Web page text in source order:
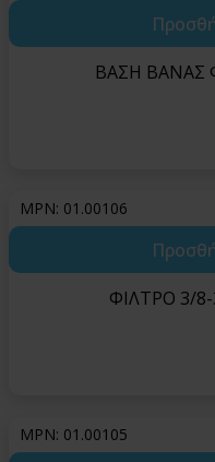
ΒΑΣΗ ΒΑΝΑΣ
MPN: 01.00106
ΦΙΛΤΡΟ 3/
MPN: 01.00105